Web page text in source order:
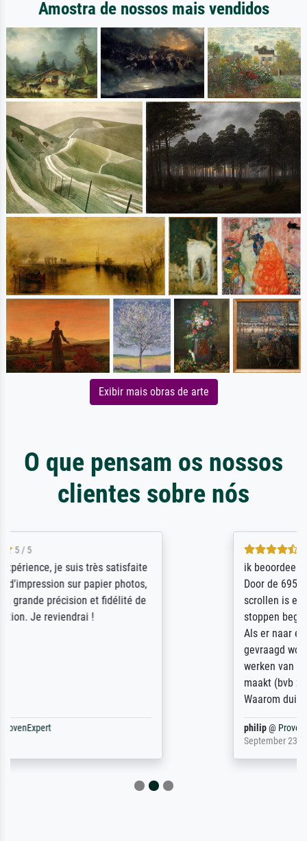
Amostra de nossos mais vendidos
Exibir mais obras de arte
O que pensam os nossos
clientes sobre nós
ik beoordeel Meisterdrucke zeer positief.
Door de 69505 beschikbare kunstenaars
scrollen is echter onbegonnen werk (na
stoppen begint het weer van voor af aan).
werken van andere wat het onoverzichtelijk
maakt (bvb zoek Ros = ook Rops, Rose etc).